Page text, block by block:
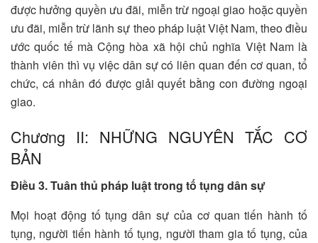
được hưởng quyền ưu đãi, miễn trừ ngoại giao hoặc quyền
ưu đãi, miễn trừ lãnh sự theo pháp luật Việt Nam, theo điều
ước quốc tế mà Cộng hòa xã hội chủ nghĩa Việt Nam là
thành viên thì vụ việc dân sự có liên quan đến cơ quan, tổ
chức, cá nhân đó được giải quyết bằng con đường ngoại
giao.
Chương II: NHỮNG NGUYÊN TẮC CƠ
BẢN
Điều 3. Tuân thủ pháp luật trong tố tụng dân sự
Mọi hoạt động tố tụng dân sự của cơ quan tiến hành tố
tụng, người tiến hành tố tụng, người tham gia tố tụng, của